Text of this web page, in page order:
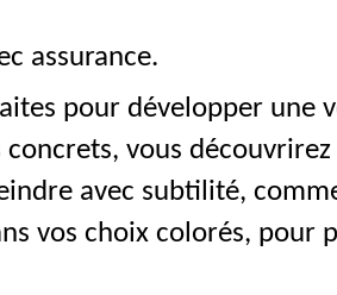
2026
assurance.
pour développer une
vous
avec subtilité,
vos choix colorés, pour